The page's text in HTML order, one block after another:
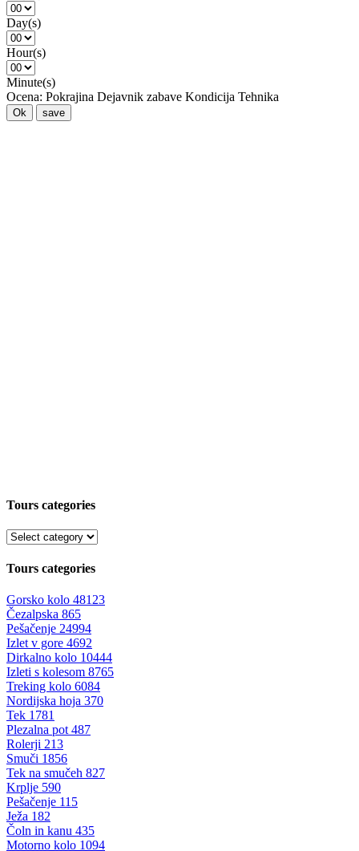
Day(s)
Hour(s)
Minute(s)
Ocena: Pokrajina Dejavnik zabave Kondicija Tehnika
Ok save
Tours categories
Tours categories
Gorsko kolo 48123
Čezalpska 865
Pešačenje 24994
Izlet v gore 4692
Dirkalno kolo 10444
Izleti s kolesom 8765
Treking kolo 6084
Nordijska hoja 370
Tek 1781
Plezalna pot 487
Rolerji 213
Smuči 1856
Tek na smučeh 827
Krplje 590
Pešačenje 115
Ježa 182
Čoln in kanu 435
Motorno kolo 1094